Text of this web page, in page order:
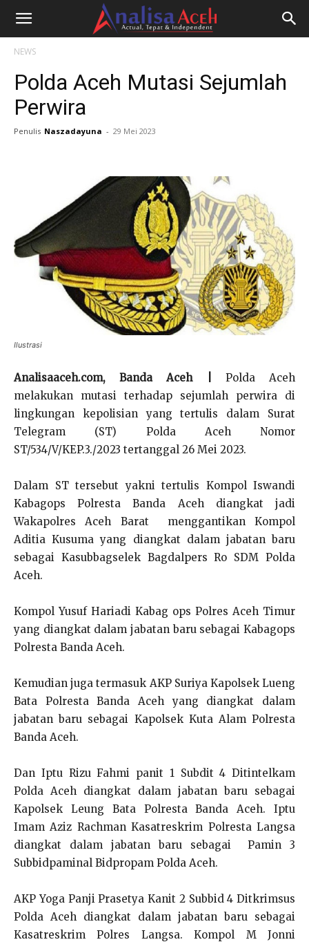
NEWS
Polda Aceh Mutasi Sejumlah
Perwira
Penulis Naszadayuna - 29 Mei 2023
Ilustrasi
Analisaaceh.com, Banda Aceh |
Polda Aceh
melakukan mutasi terhadap sejumlah perwira di
lingkungan kepolisian yang tertulis dalam Surat
Telegram (ST) Polda Aceh Nomor
ST/534/V/KEP.3./2023 tertanggal 26 Mei 2023.
Dalam ST tersebut yakni tertulis Kompol Iswandi
Kabagops Polresta Banda Aceh diangkat jadi
Wakapolres Aceh Barat menggantikan Kompol
Aditia Kusuma yang diangkat dalam jabatan baru
sebagai Kasubbagselek Bagdalpers Ro SDM Polda
Aceh.
Kompol Yusuf Hariadi Kabag ops Polres Aceh Timur
yang diangkat dalam jabatan baru sebagai Kabagops
Polresta Banda Aceh.
Kemudian juga termasuk AKP Suriya Kapolsek Lueng
Bata Polresta Banda Aceh yang diangkat dalam
jabatan baru sebagai Kapolsek Kuta Alam Polresta
Banda Aceh.
Dan Iptu Rizu Fahmi panit 1 Subdit 4 Ditintelkam
Polda Aceh diangkat dalam jabatan baru sebagai
Kapolsek Leung Bata Polresta Banda Aceh. Iptu
Imam Aziz Rachman Kasatreskrim Polresta Langsa
diangkat dalam jabatan baru sebagai Pamin 3
Subbidpaminal Bidpropam Polda Aceh.
AKP Yoga Panji Prasetya Kanit 2 Subbid 4 Ditkrimsus
Polda Aceh diangkat dalam jabatan baru sebagai
Kasatreskrim Polres Langsa. Kompol M Jonni